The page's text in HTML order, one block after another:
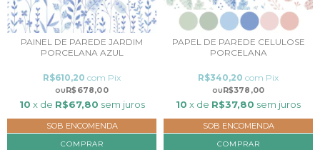
PAINEL DE PAREDE JARDIM
PORCELANA AZUL
R$678,00
R$610,20 com Pix
10 x de R$67,80 sem juros
SOB ENCOMENDA
COMPRAR
PAPEL DE PAREDE CELULOSE
PORCELANA
R$378,00
R$340,20 com Pix
10 x de R$37,80 sem juros
SOB ENCOMENDA
COMPRAR